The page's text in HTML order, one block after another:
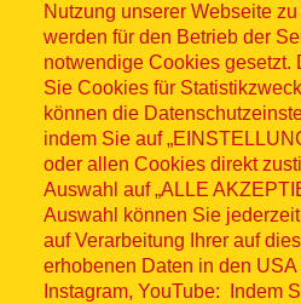
Nutzung unserer Webseite
werden für den Betrieb der
notwendige Cookies gesetzt.
Sie Cookies für
können die
indem Sie auf
oder allen Cookies direkt
Auswahl auf „ALLE
Auswahl können Sie
auf Verarbeitung Ihrer auf
erhobenen Daten in den
Instagram, YouTube: Indem
Sitemap
© ASB 2026
Fußzeilenmenü
Impressum